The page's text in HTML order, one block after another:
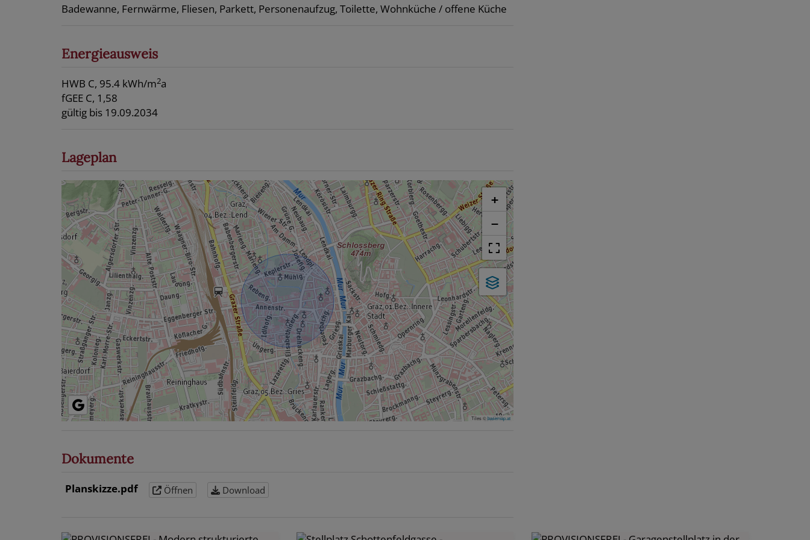
Badewanne Fernwärme Fliesen Parkett Personenaufzug Toilette Wohnküche / offene Küche
Energieausweis
HWB C, 95.4 kWh/m2a
fGEE C, 1,58
gültig bis 19.09.2034
Lageplan
+
−
Tiles ©basemap.at
Dokumente
Planskizze.pdf Öffnen Download